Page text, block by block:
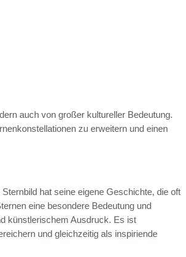
auch von großer kultureller Bedeutung.
zu erweitern und einen
hat seine eigene Geschichte, die oft
eine besondere Bedeutung und
künstlerischem Ausdruck. Es ist
und gleichzeitig als inspiriende